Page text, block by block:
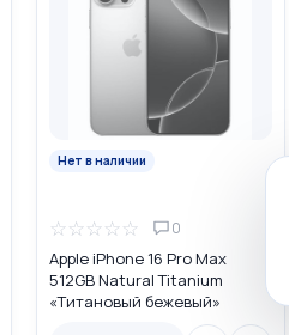
Нет в наличии
☆☆☆☆☆ 0
Apple iPhone 16 Pro Max
512GB Natural Titanium
«Tитановый бежевый»
MYWA3LL/A USA DUAL eSIM